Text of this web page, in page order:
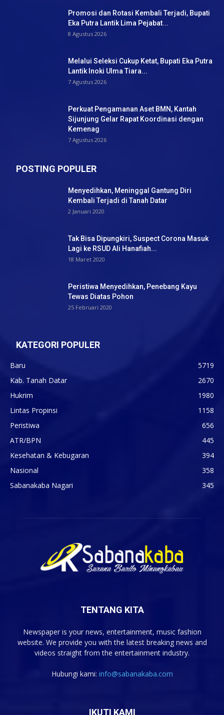
Promosi dan Rotasi Kembali Terjadi, Bupati
Eka Putra Lantik Lima Pejabat...
8 Agustus 2026
Melalui Seleksi Cukup Ketat, Bupati Eka Putra
Lantik Inoki Ulma Tiara...
7 Agustus 2026
Perkuat Pengamanan Aset BMN, Kantah
Sijunjung Gelar Rapat Koordinasi dengan
Kemenag
7 Agustus 2026
POSTING POPULER
Menyedihkan, Meninggal Gantung Diri
Kembali Terjadi di Tanah Datar
2 Januari 2020
Tak Bisa Dipungkiri, Suspect Corona Masuk
Lagi ke RSUD Ali Hanafiah...
18 Maret 2020
Peristiwa Menyedihkan, Penebang Kayu
Tewas Diatas Pohon
25 Februari 2020
KATEGORI POPULER
Baru
5719
Kab. Tanah Datar
2670
Hukrim
1980
Lintas Propinsi
1158
Peristiwa
656
ATR/BPN
445
Kesehatan & Kebugaran
394
Nasional
358
Sabanakaba Nagari
345
TENTANG KITA
Newspaper is your news, entertainment, music fashion
website. We provide you with the latest breaking news and
videos straight from the entertainment industry.
Hubungi kami: info@sabanakaba.com
IKUTI KAMI